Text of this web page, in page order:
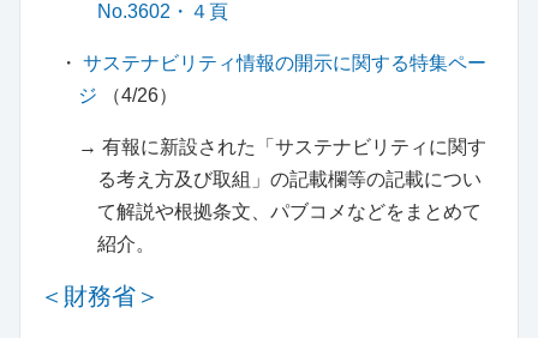
No.3602・４頁
・ サステナビリティ情報の開示に関する特集ペー
ジ （4/26）
→ 有報に新設された「サステナビリティに関す
る考え方及び取組」の記載欄等の記載につい
て解説や根拠条文、パブコメなどをまとめて
紹介。
＜財務省＞